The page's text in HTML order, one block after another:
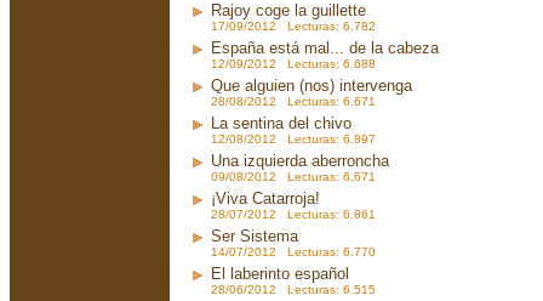
Rajoy coge la guillette
17/09/2012 Lecturas: 6.782
España está mal... de la cabeza
12/09/2012 Lecturas: 6.688
Que alguien (nos) intervenga
28/08/2012 Lecturas: 6.671
La sentina del chivo
12/08/2012 Lecturas: 6.897
Una izquierda aberroncha
09/08/2012 Lecturas: 6.671
¡Viva Catarroja!
28/07/2012 Lecturas: 6.861
Ser Sistema
14/07/2012 Lecturas: 6.770
El laberinto español
28/06/2012 Lecturas: 6.515